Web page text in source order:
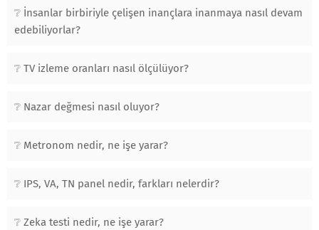
İnsanlar birbiriyle çelişen inançlara inanmaya nasıl devam
edebiliyorlar?
TV izleme oranları nasıl ölçülüyor?
Nazar değmesi nasıl oluyor?
Metronom nedir, ne işe yarar?
IPS, VA, TN panel nedir, farkları nelerdir?
Zeka testi nedir, ne işe yarar?